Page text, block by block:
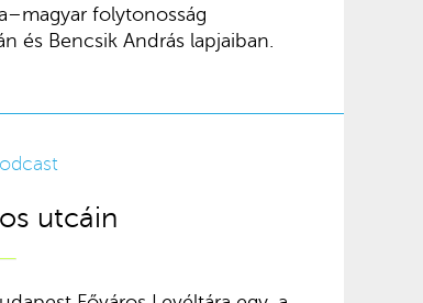
folytonosság
és Bencsik András lapjaiban.
utcáin